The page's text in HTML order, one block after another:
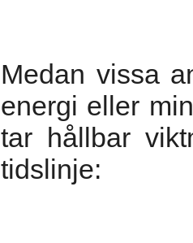
Medan vissa
energi eller
tar hållbar
tidslinje: